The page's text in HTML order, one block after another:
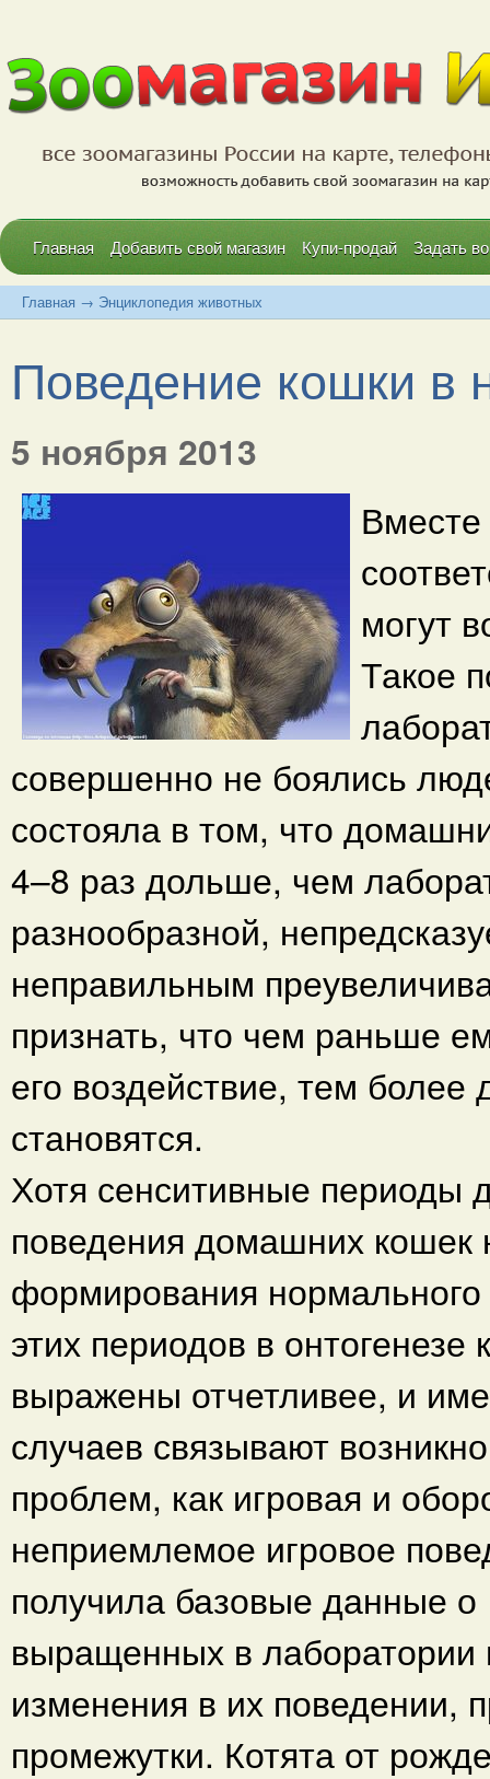
Главная Добавить свой магазин Купи-продай Задать
Главная → Энциклопедия животных
Поведение кошки в
5 ноября 2013
могут
Такое
совершенно не боялись
состояла в том, что
4–8 раз дольше, чем
разнообразной,
неправильным
признать, что чем раньше
его воздействие, тем
становятся.
Хотя сенситивные периоды
поведения домашних кошек
формирования нормального
этих периодов в
выражены отчетливее, и
случаев связывают
проблем, как игровая и
неприемлемое игровое
получила базовые данные о
выращенных в
изменения в их поведении,
промежутки. Котята от